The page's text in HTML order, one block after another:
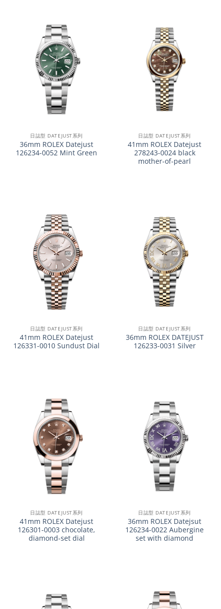
日誌型 DATEJUST系列
36mm ROLEX Datejust
126234-0052 Mint Green
日誌型 DATEJUST系列
41mm ROLEX Datejust
278243-0024 black
mother-of-pearl
日誌型 DATEJUST系列
41mm ROLEX Datejust
126331-0010 Sundust Dial
日誌型 DATEJUST系列
36mm ROLEX DATEJUST
126233-0031 Silver
日誌型 DATEJUST系列
41mm ROLEX Datejust
126301-0003 chocolate,
diamond-set dial
日誌型 DATEJUST系列
36mm ROLEX Datejsut
126234-0022 Aubergine
set with diamond